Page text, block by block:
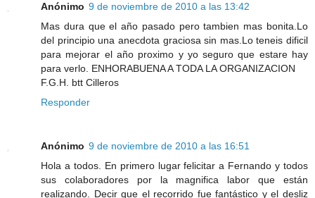
Anónimo 9 de noviembre de 2010 a las 13:42
Mas dura que el año pasado pero tambien mas bonita.Lo
del principio una anecdota graciosa sin mas.Lo teneis dificil
para mejorar el año proximo y yo seguro que estare hay
para verlo. ENHORABUENA A TODA LA ORGANIZACION
F.G.H. btt Cilleros
Responder
Anónimo 9 de noviembre de 2010 a las 16:51
Hola a todos. En primero lugar felicitar a Fernando y todos
sus colaboradores por la magnifica labor que están
realizando. Decir que el recorrido fue fantástico y el desliz